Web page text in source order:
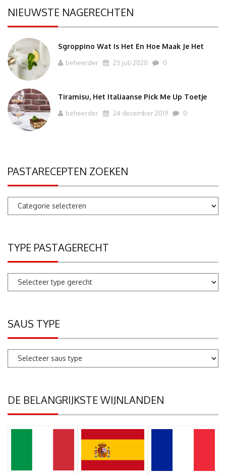
NIEUWSTE NAGERECHTEN
Sgroppino Wat Is Het En Hoe Maak Je Het
beheerder 25 juli 2020 0
Tiramisu, Het Italiaanse Pick Me Up Toetje
beheerder 24 december 2019 0
PASTARECEPTEN ZOEKEN
Pastarecepten
zoeken
TYPE PASTAGERECHT
SAUS TYPE
DE BELANGRIJKSTE WIJNLANDEN